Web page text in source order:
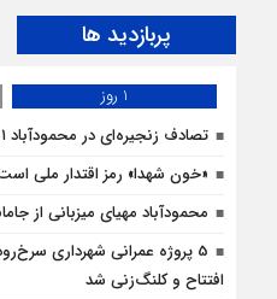
پربازدید ها
1 روز
تصادف زنجیره‌ای در محمودآباد ۱ فوتی و ۳ مصدوم داشت
«خون شهدا» رمز اقتدار ملی
محمودآباد مهیای میزبانی از
افتتاح و کلنگ‌زنی شد